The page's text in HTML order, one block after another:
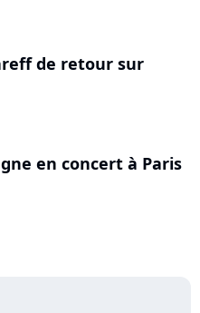
de retour sur
en concert à Paris